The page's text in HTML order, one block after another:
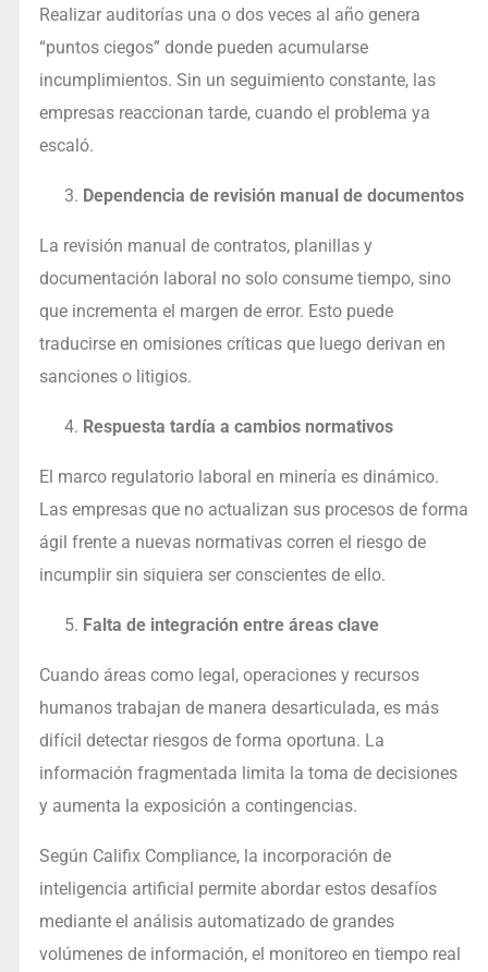
Realizar auditorías una o dos veces al año genera
“puntos ciegos” donde pueden acumularse
incumplimientos. Sin un seguimiento constante, las
empresas reaccionan tarde, cuando el problema ya
escaló.
Dependencia de revisión manual de documentos
La revisión manual de contratos, planillas y
documentación laboral no solo consume tiempo, sino
que incrementa el margen de error. Esto puede
traducirse en omisiones críticas que luego derivan en
sanciones o litigios.
Respuesta tardía a cambios normativos
El marco regulatorio laboral en minería es dinámico.
Las empresas que no actualizan sus procesos de forma
ágil frente a nuevas normativas corren el riesgo de
incumplir sin siquiera ser conscientes de ello.
Falta de integración entre áreas clave
Cuando áreas como legal, operaciones y recursos
humanos trabajan de manera desarticulada, es más
difícil detectar riesgos de forma oportuna. La
información fragmentada limita la toma de decisiones
y aumenta la exposición a contingencias.
Según Califix Compliance, la incorporación de
inteligencia artificial permite abordar estos desafíos
mediante el análisis automatizado de grandes
volúmenes de información, el monitoreo en tiempo real